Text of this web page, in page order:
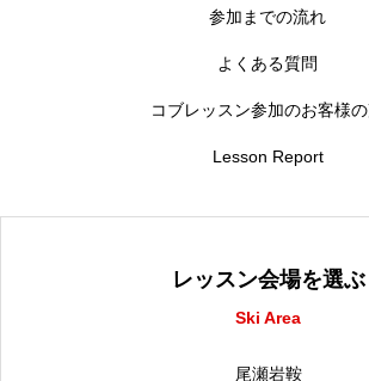
参加までの流れ
よくある質問
コブレッスン参加のお客様
Lesson Report
レッスン会場を選ぶ
Ski Area
尾瀬岩鞍